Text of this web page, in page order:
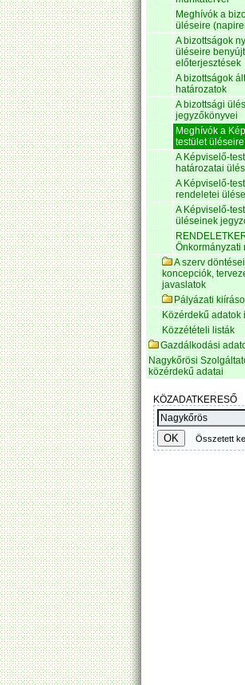
Meghívók a
üléseire
A bizottságok
üléseire
előterjesztések
A bizottságok
határozatok
A bizottsági
jegyzőkönyvei
Meghívók a
testület üléseire
A Képviselő-
határozatai
A Képviselő-
rendeletei
A Képviselő-
üléseinek
Önkormányzati
A szerv
koncepciók,
javaslatok
Pályázati
Közérdekű adatok
Közzétételi listák
Gazdálkodási
Nagykőrösi
közérdekű adatai